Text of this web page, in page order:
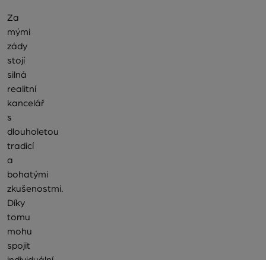
Za
mými
zády
stojí
silná
realitní
kancelář
s
dlouholetou
tradicí
a
bohatými
zkušenostmi.
Díky
tomu
mohu
spojit